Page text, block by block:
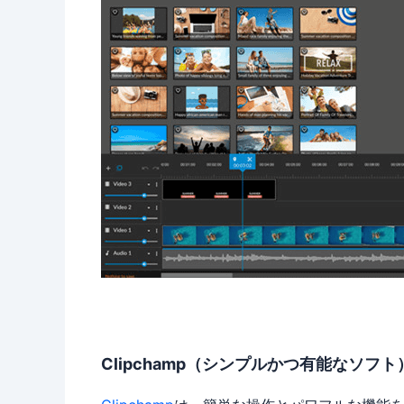
Clipchamp（シンプルかつ有能なソフト